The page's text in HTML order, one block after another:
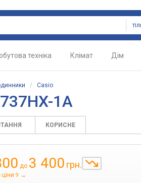
техніка Клімат Дім
/ Casio
1A
КОРИСНЕ
до 3 400 грн.
ціни 9 →